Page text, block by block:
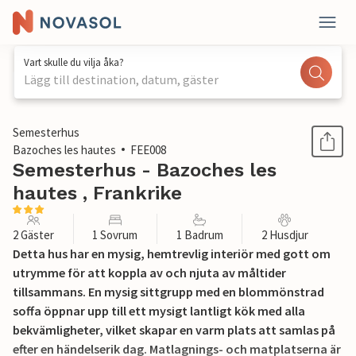
Vart skulle du vilja åka?
Lägg till destination, datum, gäster
1 / 14
Semesterhus
Bazoches les hautes
FEE008
Semesterhus - Bazoches les
hautes , Frankrike
2 Gäster 1 Sovrum 1 Badrum 2 Husdjur
Detta hus har en mysig, hemtrevlig interiör med gott om
utrymme för att koppla av och njuta av måltider
tillsammans. En mysig sittgrupp med en blommönstrad
soffa öppnar upp till ett mysigt lantligt kök med alla
bekvämligheter, vilket skapar en varm plats att samlas på
efter en händelserik dag. Matlagnings- och matplatserna är